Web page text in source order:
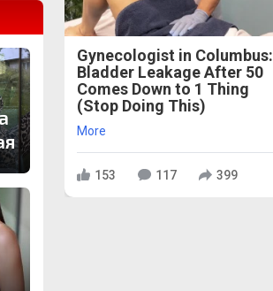
Gynecologist in Columbus:
Bladder Leakage After 50
Comes Down to 1 Thing
(Stop Doing This)
More
153 117 399